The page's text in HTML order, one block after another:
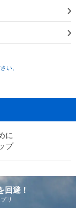
い。
に
プ
回避！
リ